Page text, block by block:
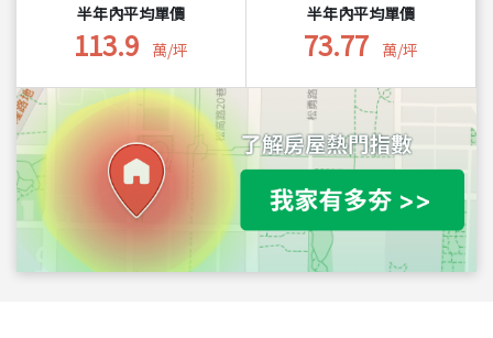
半年內平均單價
113.9 萬/坪
半年內平均單價
73.77 萬/坪